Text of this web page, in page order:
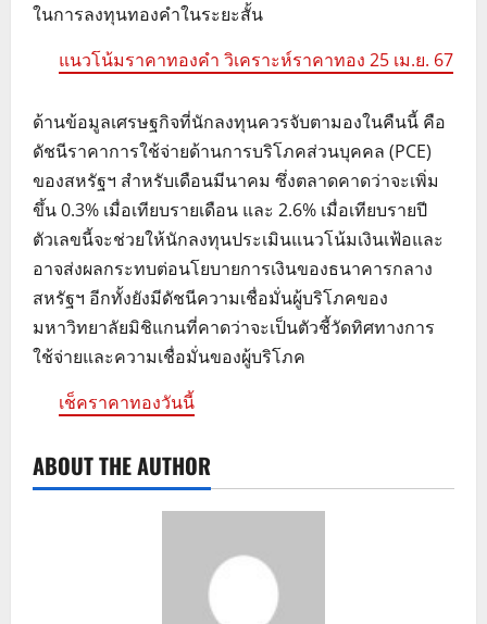
ในการลงทุนทองคำในระยะสั้น
แนวโน้มราคาทองคำ วิเคราะห์ราคาทอง 25 เม.ย. 67
ด้านข้อมูลเศรษฐกิจที่นักลงทุนควรจับตามองในคืนนี้ คือ
ดัชนีราคาการใช้จ่ายด้านการบริโภคส่วนบุคคล (PCE)
ของสหรัฐฯ สำหรับเดือนมีนาคม ซึ่งตลาดคาดว่าจะเพิ่ม
ขึ้น 0.3% เมื่อเทียบรายเดือน และ 2.6% เมื่อเทียบรายปี
ตัวเลขนี้จะช่วยให้นักลงทุนประเมินแนวโน้มเงินเฟ้อและ
อาจส่งผลกระทบต่อนโยบายการเงินของธนาคารกลาง
สหรัฐฯ อีกทั้งยังมีดัชนีความเชื่อมั่นผู้บริโภคของ
มหาวิทยาลัยมิชิแกนที่คาดว่าจะเป็นตัวชี้วัดทิศทางการ
ใช้จ่ายและความเชื่อมั่นของผู้บริโภค
เช็คราคาทองวันนี้
ABOUT THE AUTHOR